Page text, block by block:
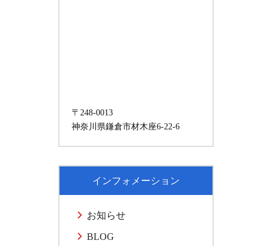
〒248-0013
神奈川県鎌倉市材木座6-22-6
インフォメーション
お知らせ
BLOG